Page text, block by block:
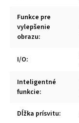
Funkce pre
vylepšenie
obrazu:
I/O:
Inteligentné
funkcie:
Dĺžka prísvitu: